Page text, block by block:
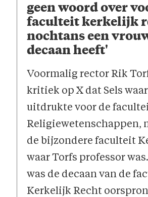
geen woord over
faculteit kerkelijk
nochtans een
decaan heeft'
Voormalig rector Rik
kritiek op X dat Sels
uitdrukte voor de
Religiewetenschappen,
de bijzondere faculteit
waar Torfs professor
was de decaan van de
Kerkelijk Recht